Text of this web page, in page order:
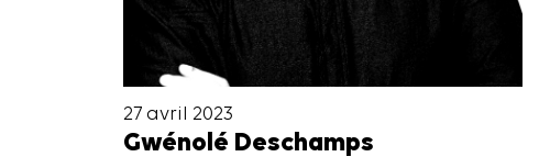
27 avril 2023
Gwénolé Deschamps